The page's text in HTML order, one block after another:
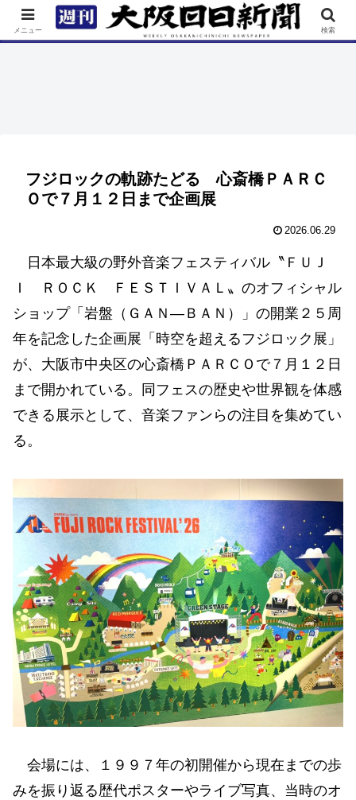
TOP 特集 ニュース 連載 街ネタ イベント
フジロックの軌跡たどる 心斎橋ＰＡＲＣ
Ｏで７月１２日まで企画展
2026.06.29
日本最大級の野外音楽フェスティバル〝ＦＵＪ
Ｉ ＲＯＣＫ ＦＥＳＴＩＶＡＬ〟のオフィシャル
ショップ「岩盤（ＧＡＮ―ＢＡＮ）」の開業２５周
年を記念した企画展「時空を超えるフジロック展」
が、大阪市中央区の心斎橋ＰＡＲＣＯで７月１２日
まで開かれている。同フェスの歴史や世界観を体感
できる展示として、音楽ファンらの注目を集めてい
る。
会場には、１９９７年の初開催から現在までの歩
みを振り返る歴代ポスターやライブ写真、当時のオ
メニュー 検索